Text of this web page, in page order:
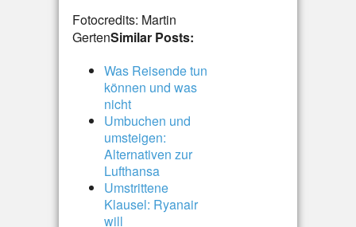
Fotocredits: Martin
GertenSimilar Posts:
Was Reisende tun
können und was
nicht
Umbuchen und
umsteigen:
Alternativen zur
Lufthansa
Umstrittene
Klausel: Ryanair
will